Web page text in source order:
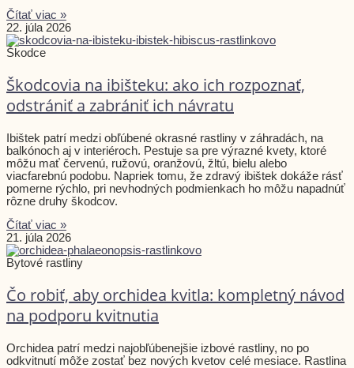
Čítať viac »
22. júla 2026
Škodce
Škodcovia na ibišteku: ako ich rozpoznať,
odstrániť a zabrániť ich návratu
Ibištek patrí medzi obľúbené okrasné rastliny v záhradách, na
balkónoch aj v interiéroch. Pestuje sa pre výrazné kvety, ktoré
môžu mať červenú, ružovú, oranžovú, žltú, bielu alebo
viacfarebnú podobu. Napriek tomu, že zdravý ibištek dokáže rásť
pomerne rýchlo, pri nevhodných podmienkach ho môžu napadnúť
rôzne druhy škodcov.
Čítať viac »
21. júla 2026
Bytové rastliny
Čo robiť, aby orchidea kvitla: kompletný návod
na podporu kvitnutia
Orchidea patrí medzi najobľúbenejšie izbové rastliny, no po
odkvitnutí môže zostať bez nových kvetov celé mesiace. Rastlina